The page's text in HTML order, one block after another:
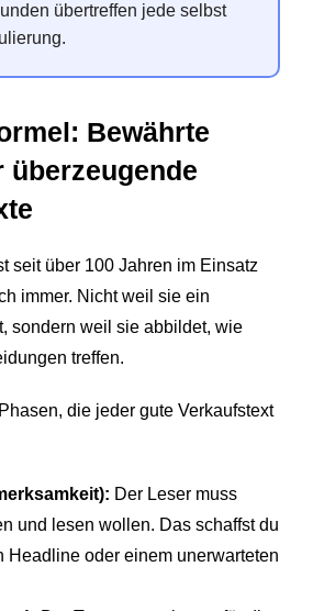
übertreffen jede selbst
Bewährte
seit über 100 Jahren im Einsatz
immer. Nicht weil sie ein
sondern weil sie abbildet, wie
treffen.
die jeder gute Verkaufstext
Der Leser muss
und lesen wollen. Das schaffst du
Headline oder einem unerwarteten